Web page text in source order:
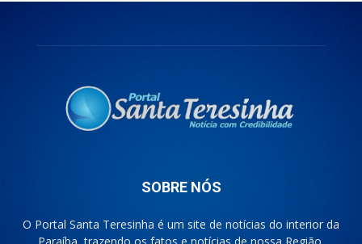
SOBRE NÓS
O Portal Santa Teresinha é um site de notícias do interior da